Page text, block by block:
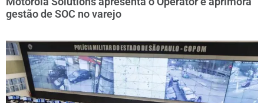
gestão de SOC no varejo